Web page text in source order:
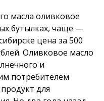
масла оливковое
бутылках, чаще —
цена за 500
Оливковое масло
и
потребителем
для